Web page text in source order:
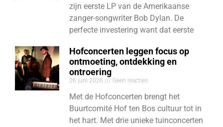
zijn eerste LP van de Amerikaanse
zanger-songwriter Bob Dylan. De
perfecte investering want dat eerste
Hofconcerten leggen focus op
ontmoeting, ontdekking en
ontroering
26 juni 2026 Geen reacties
Met de Hofconcerten brengt het
Buurtcomité Hof ten Bos cultuur tot in
het hart. Met drie unieke tuinconcerten